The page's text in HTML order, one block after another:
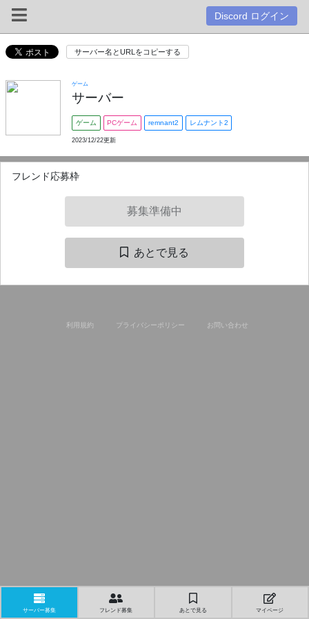
Discord ログイン
サーバー名とURLをコピーする
ゲーム
サーバー
ゲーム PCゲーム remnant2 レムナント2
2023/12/22更新
フレンド応募枠
募集準備中
あとで見る
利用規約 プライバシーポリシー お問い合わせ
サーバー募集 フレンド募集 あとで見る マイページ